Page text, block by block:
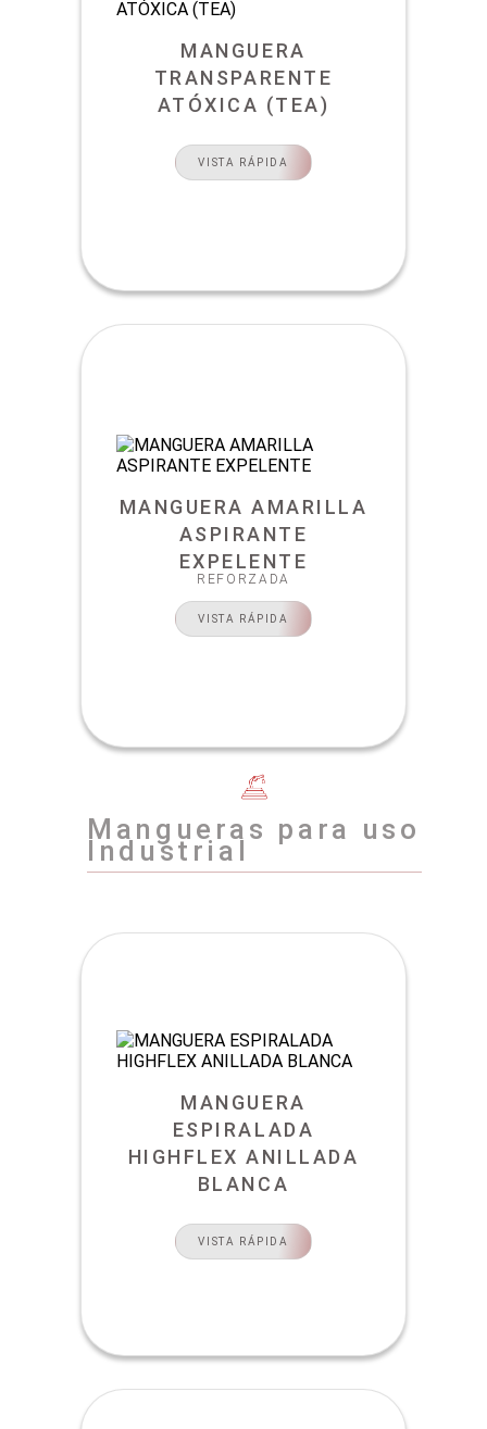
MANGUERA
TRANSPARENTE
ATÓXICA (TEA)
VISTA RÁPIDA
MANGUERA AMARILLA
ASPIRANTE
EXPELENTE
REFORZADA
VISTA RÁPIDA
Mangueras para uso
Industrial
MANGUERA
ESPIRALADA
HIGHFLEX ANILLADA
BLANCA
VISTA RÁPIDA